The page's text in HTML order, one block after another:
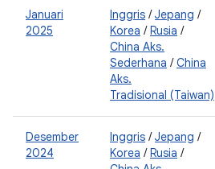
Januari
2025
Inggris /Jepang /
Korea /Rusia /
China Aks.
Sederhana /China
Aks.
Tradisional (Taiwan)
Desember
2024
Inggris /Jepang /
Korea /Rusia /